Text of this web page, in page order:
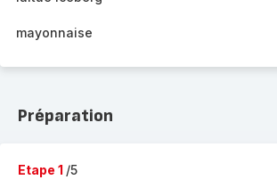
mayonnaise
Préparation
Etape 1 /5